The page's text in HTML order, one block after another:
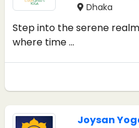
Dhaka
Step into the serene
where time ...
Joysan